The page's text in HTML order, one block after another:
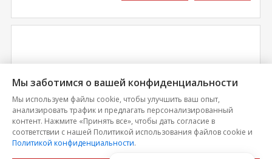
Мы заботимся о вашей конфиденциальности
Мы используем файлы cookie, чтобы улучшить ваш опыт,
анализировать трафик и предлагать персонализированный
контент. Нажмите «Принять все», чтобы дать согласие в
соответствии с нашей Политикой использования файлов cookie и
Политикой конфиденциальности.